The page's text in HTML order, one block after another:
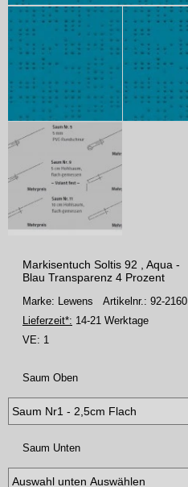
Markisentuch Soltis 92 , Aqua -
Blau Transparenz 4 Prozent
Marke: Lewens Artikelnr.: 92-2160
Lieferzeit*: 14-21 Werktage
VE: 1
Saum Oben
Saum Unten